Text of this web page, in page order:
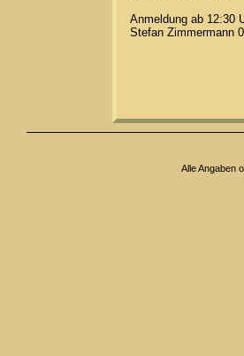
Anmeldung ab 12:30
Stefan Zimmermann
Alle Angaben